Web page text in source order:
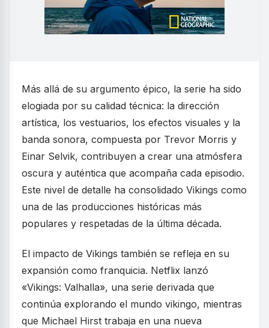
Más allá de su argumento épico, la serie ha sido
elogiada por su calidad técnica: la dirección
artística, los vestuarios, los efectos visuales y la
banda sonora, compuesta por Trevor Morris y
Einar Selvik, contribuyen a crear una atmósfera
oscura y auténtica que acompaña cada episodio.
Este nivel de detalle ha consolidado Vikings como
una de las producciones históricas más
populares y respetadas de la última década.
El impacto de Vikings también se refleja en su
expansión como franquicia. Netflix lanzó
«Vikings: Valhalla», una serie derivada que
continúa explorando el mundo vikingo, mientras
que Michael Hirst trabaja en una nueva